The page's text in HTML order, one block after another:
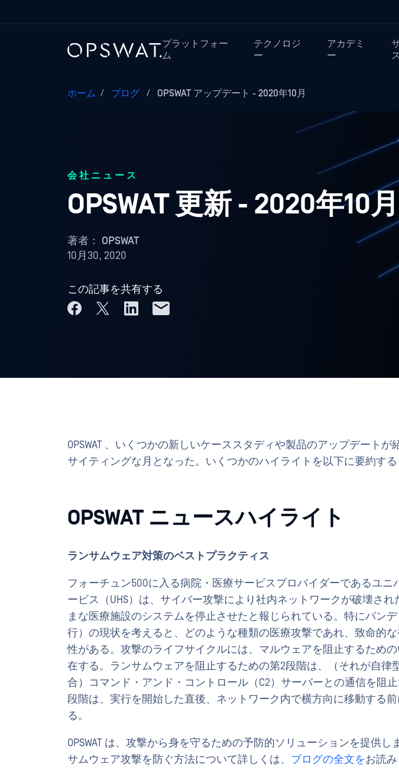
プラットフォー
ム
テクノロジ
ー
アカデミ
ー
ス
ホーム / ブログ / OPSWAT アップデート - 2020年10月
会社ニュース
OPSWAT 更新 - 2020年10月
著者： OPSWAT
10月30, 2020
この記事を共有する
OPSWAT 、いくつかの新しいケーススタディや製品のアップデートが
サイティングな月となった。いくつかのハイライトを以下に要約する
OPSWAT ニュースハイライト
ランサムウェア対策のベストプラクティス
フォーチュン500に入る病院・医療サービスプロバイダーであるユニ
ービス（UHS）は、サイバー攻撃により社内ネットワークが破壊さ
まな医療施設のシステムを停止させたと報じられている。特にパン
行）の現状を考えると、どのような種類の医療攻撃であれ、致命的
性がある。攻撃のライフサイクルには、マルウェアを阻止するため
在する。ランサムウェアを阻止するための第2段階は、（それが自律
合）コマンド・アンド・コントロール（C2）サーバーとの通信を阻
段階は、実行を開始した直後、ネットワーク内で横方向に移動する
る。
OPSWAT は、攻撃から身を守るための予防的ソリューションを提供し
サムウェア攻撃を防ぐ方法について詳しくは、 ブログの全文をお読み